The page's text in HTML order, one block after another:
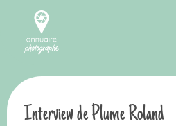
Interview de Plume Roland